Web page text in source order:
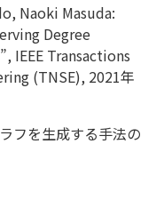
Naoki Masuda:
Degree
IEEE Transactions
(TNSE), 2021年
フを生成する手法の